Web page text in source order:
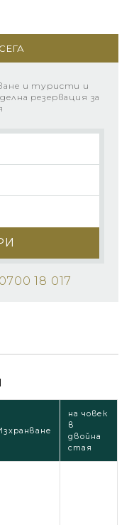
и туристи и
резервация за
0700 18 017
на човек
в
двойна
стая